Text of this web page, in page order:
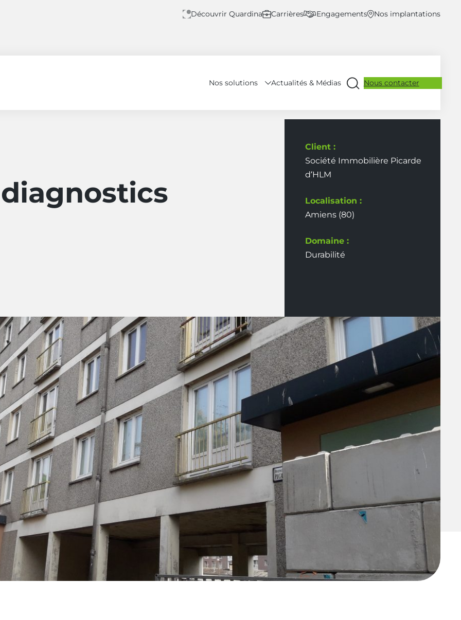
Découvrir Quardina Carrières Engagements Nos implantations
Nos solutions Actualités & Médias
Ouvrir
Nous contacter
Client :
Société Immobilière Picarde
d’HLM
Localisation :
Amiens (80)
Domaine :
Durabilité